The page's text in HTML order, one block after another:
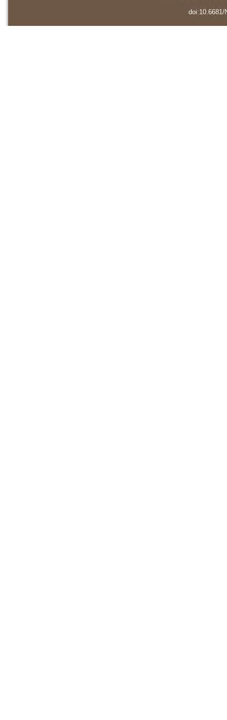
doi:10.6681/